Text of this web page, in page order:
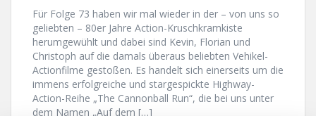
Für Folge 73 haben wir mal wieder in der – von uns so
geliebten – 80er Jahre Action-Kruschkramkiste
herumgewühlt und dabei sind Kevin, Florian und
Christoph auf die damals überaus beliebten Vehikel-
Actionfilme gestoßen. Es handelt sich einerseits um die
immens erfolgreiche und stargespickte Highway-
Action-Reihe „The Cannonball Run“, die bei uns unter
dem Namen „Auf dem […]